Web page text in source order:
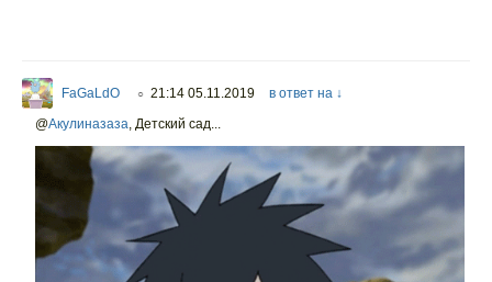
FaGaLdO ○ 21:14 05.11.2019
в ответ на ↓
@Акулиназаза, Детский сад...